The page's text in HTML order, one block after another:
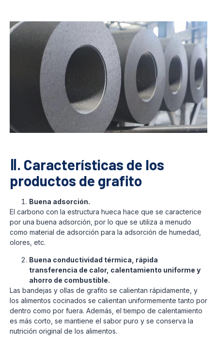
Ⅱ. Características de los
productos de grafito
Buena adsorción.
El carbono con la estructura hueca hace que se caracterice
por una buena adsorción, por lo que se utiliza a menudo
como material de adsorción para la adsorción de humedad,
olores, etc.
Buena conductividad térmica, rápida
transferencia de calor, calentamiento uniforme y
ahorro de combustible.
Las bandejas y ollas de grafito se calientan rápidamente, y
los alimentos cocinados se calientan uniformemente tanto por
dentro como por fuera. Además, el tiempo de calentamiento
es más corto, se mantiene el sabor puro y se conserva la
nutrición original de los alimentos.